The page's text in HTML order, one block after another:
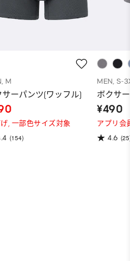
M
サーパンツ(ワッフル)
, 一部色サイズ対象
(154)
MEN, S-
ボクサ
¥490
アプリ会
4.6